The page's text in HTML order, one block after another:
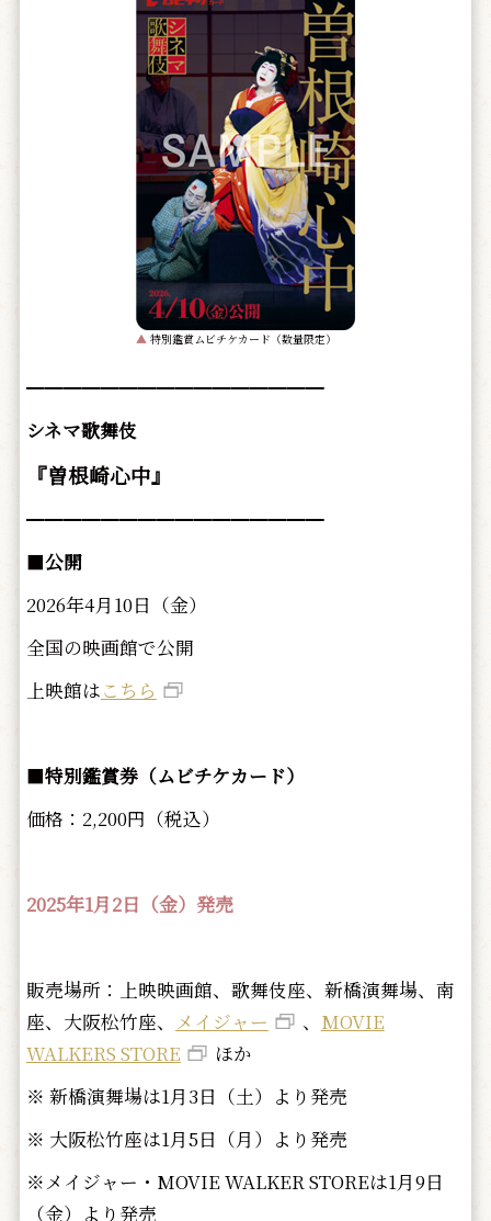
▲ 特別鑑賞ムビチケカード（数量限定）
━━━━━━━━━━━━━━━━
シネマ歌舞伎
『曽根崎心中』
━━━━━━━━━━━━━━━━
■公開
2026年4月10日（金）
全国の映画館で公開
上映館はこちら
■特別鑑賞券（ムビチケカード）
価格：2,200円（税込）
2025年1月2日（金）発売
販売場所：上映映画館、歌舞伎座、新橋演舞場、南
座、大阪松竹座、 メイジャー 、 MOVIE
WALKERS STORE
ほか
※ 新橋演舞場は1月3日（土）より発売
※ 大阪松竹座は1月5日（月）より発売
※メイジャー・MOVIE WALKER STOREは1月9日
（金）より発売